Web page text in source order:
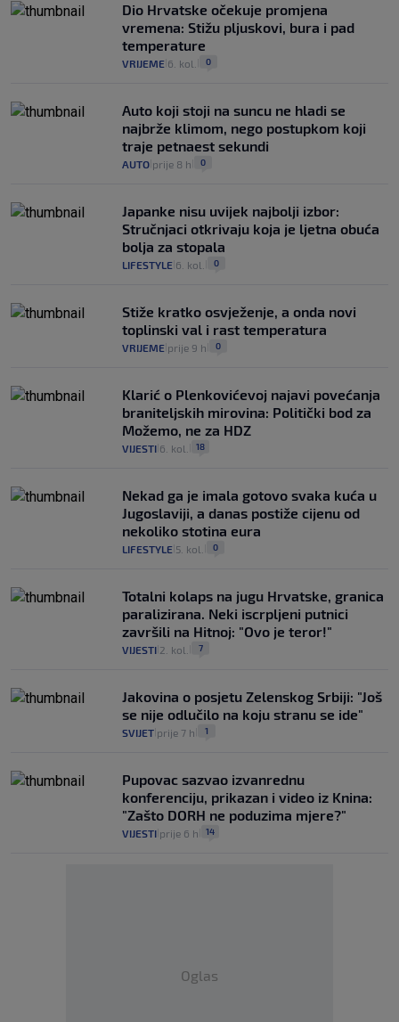
Dio Hrvatske očekuje promjena
vremena: Stižu pljuskovi, bura i pad
temperature
VRIJEME 6. kol. 0
Auto koji stoji na suncu ne hladi se
najbrže klimom, nego postupkom koji
traje petnaest sekundi
AUTO prije 8 h 0
Japanke nisu uvijek najbolji izbor:
Stručnjaci otkrivaju koja je ljetna obuća
bolja za stopala
LIFESTYLE 6. kol. 0
Stiže kratko osvježenje, a onda novi
toplinski val i rast temperatura
VRIJEME prije 9 h 0
Klarić o Plenkovićevoj najavi povećanja
braniteljskih mirovina: Politički bod za
Možemo, ne za HDZ
VIJESTI 6. kol. 18
Nekad ga je imala gotovo svaka kuća u
Jugoslaviji, a danas postiže cijenu od
nekoliko stotina eura
LIFESTYLE 5. kol. 0
Totalni kolaps na jugu Hrvatske, granica
paralizirana. Neki iscrpljeni putnici
završili na Hitnoj: "Ovo je teror!"
VIJESTI 2. kol. 7
Jakovina o posjetu Zelenskog Srbiji: "Još
se nije odlučilo na koju stranu se ide"
SVIJET prije 7 h 1
Pupovac sazvao izvanrednu
konferenciju, prikazan i video iz Knina:
"Zašto DORH ne poduzima mjere?"
VIJESTI prije 6 h 14
Oglas